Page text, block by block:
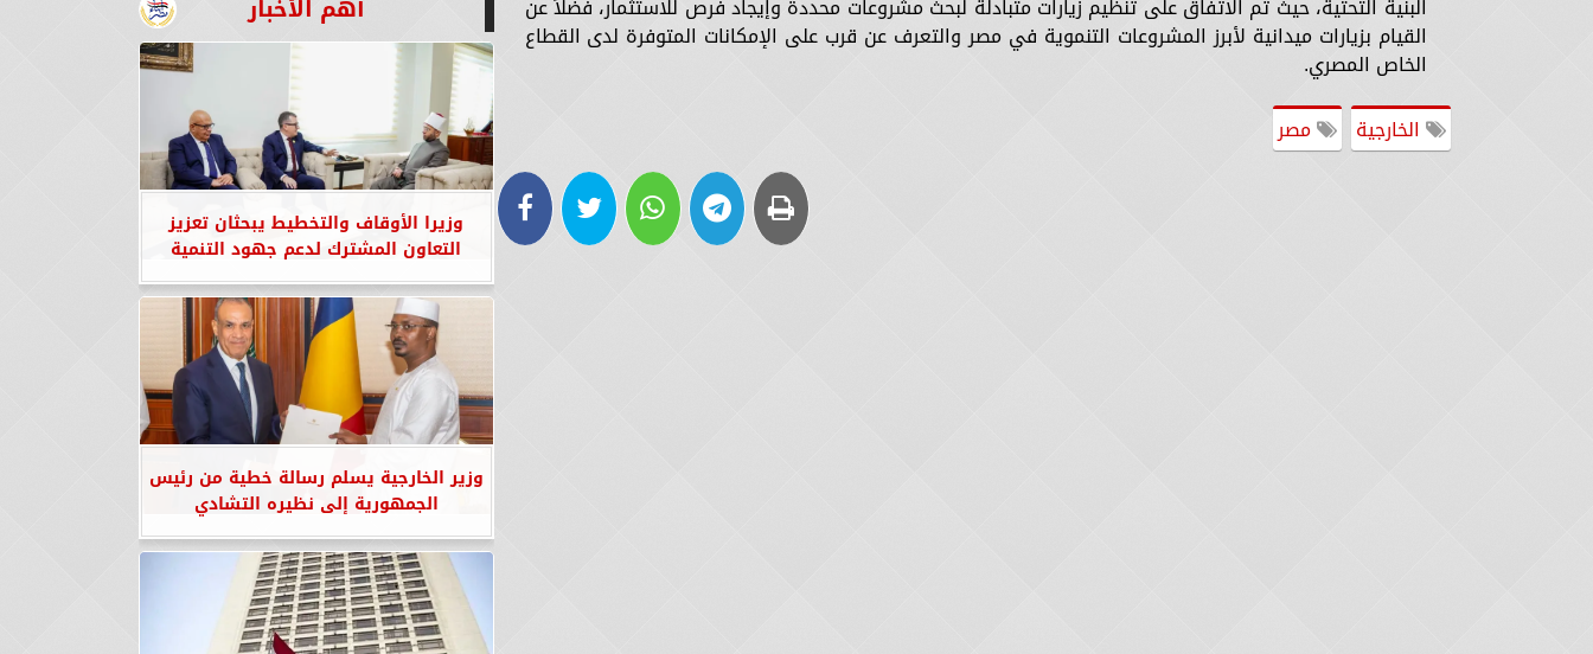
البنية التحتية، حيث تم الاتفاق على تنظيم زيارات متبادلة لبحث مشروعات محددة وإيجاد فرص للاستثمار، فضلاً عن
القيام بزيارات ميدانية لأبرز المشروعات التنموية في مصر والتعرف عن قرب على الإمكانات المتوفرة لدى القطاع
الخاص المصري.
الخارجية
مصر
أهم الأخبار
وزيرا الأوقاف والتخطيط يبحثان تعزيز
التعاون المشترك لدعم جهود التنمية
وزير الخارجية يسلم رسالة خطية من رئيس
الجمهورية إلى نظيره التشادي